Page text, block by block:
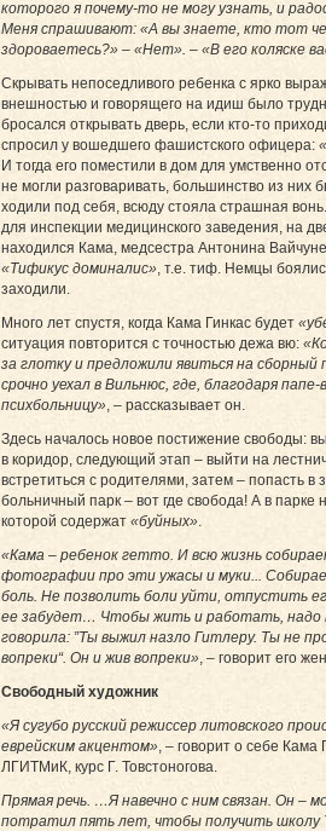
которого я почему-то не могу узнать, и
Меня спрашивают: «А вы знаете, кто тот
здороваетесь?» – «Нет». – «В его коляске
Скрывать непоседливого ребенка с ярко
внешностью и говорящего на идиш было
бросался открывать дверь, если кто-то
спросил у вошедшего фашистского офицера:
И тогда его поместили в дом для умственно
не могли разговаривать, большинство из них
ходили под себя, всюду стояла страшная
для инспекции медицинского заведения, на
находился Кама, медсестра Антонина
«Тификус доминалис» , т.е. тиф. Немцы
заходили.
Много лет спустя, когда Кама Гинкас будет
ситуация повторится с точностью дежа вю:
за глотку и предложили явиться на сборный
срочно уехал в Вильнюс, где, благодаря папе-
психбольницу» , – рассказывает он.
Здесь началось новое постижение свободы:
в коридор, следующий этап – выйти на
встретиться с родителями, затем – попасть в
больничный парк – вот где свобода! А в парке
которой содержат «буйных»
«Кама – ребенок гетто. И всю жизнь
фотографии про эти ужасы и муки...
боль. Не позволить боли уйти, отпустить
ее забудет… Чтобы жить и работать, надо
говорила: ”Ты выжил назло Гитлеру. Ты не
вопреки“. Он и жив вопреки» , – говорит его
Свободный художник
«Я сугубо русский режиссер литовского
еврейским акцентом» , – говорит о себе
ЛГИТМиК­, курс Г. Товстоногова.
Прямая речь. …Я навечно с ним связан. Он –
потратил пять лет, чтобы получить школу